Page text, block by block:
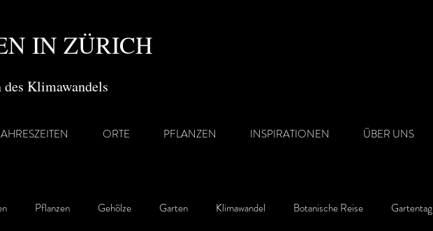
IN ZÜRICH
Klimawandels
ORTE PFLANZEN INSPIRATIONEN ÜBER UNS
Pflanzen Gehölze Garten Klimawandel Botanische Reise Gartentag